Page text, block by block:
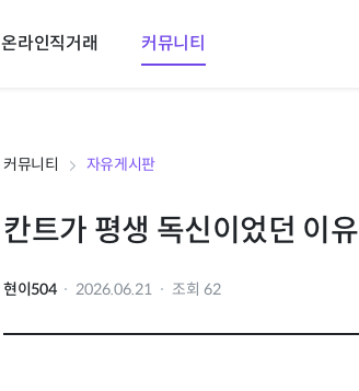
온라인직거래 커뮤니티
커뮤니티 자유게시판
칸트가 평생 독신이었던 이유
현이504 2026.06.21 조회 62